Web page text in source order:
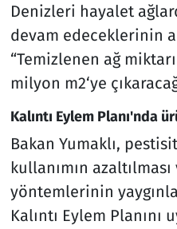
Denizleri hayalet
devam edeceklerinin
“Temizlenen ağ
milyon m2‘ye
Kalıntı Eylem Planı'nda
Bakan Yumaklı,
kullanımın
yöntemlerinin
Kalıntı Eylem Planını